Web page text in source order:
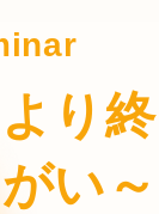
より
い